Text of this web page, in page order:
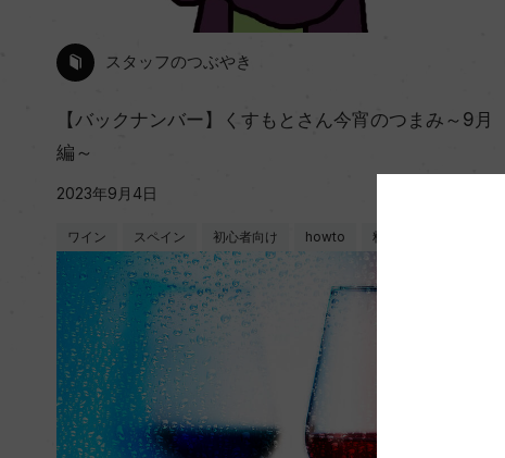
スタッフのつぶやき
【バックナンバー】くすもとさん今宵のつまみ～9月
編～
2023年9月4日
ワイン スペイン 初心者向け howto 料理に合う